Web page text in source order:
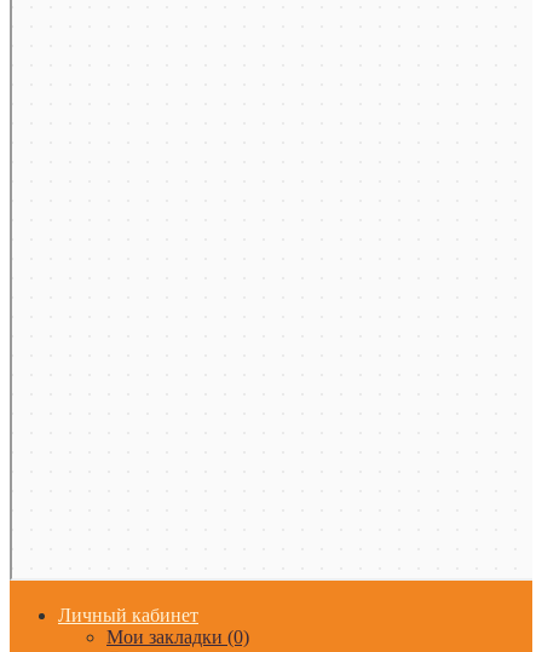
Личный кабинет
Мои закладки (0)